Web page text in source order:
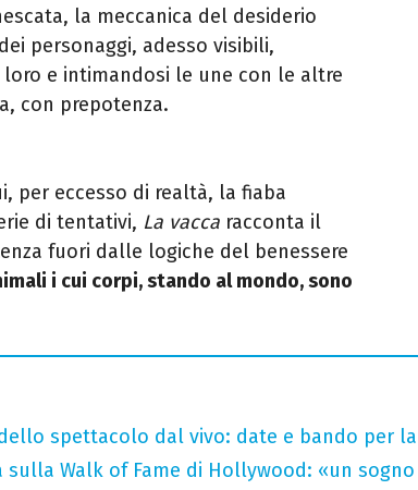
la meccanica del desiderio
personaggi, adesso visibili,
e intimandosi le une con le altre
con prepotenza.
per eccesso di realtà, la fiaba
di tentativi, La vacca racconta il
fuori dalle logiche del benessere
i cui corpi, stando al mondo, sono
spettacolo dal vivo: date e bando per
Walk of Fame di Hollywood: «un